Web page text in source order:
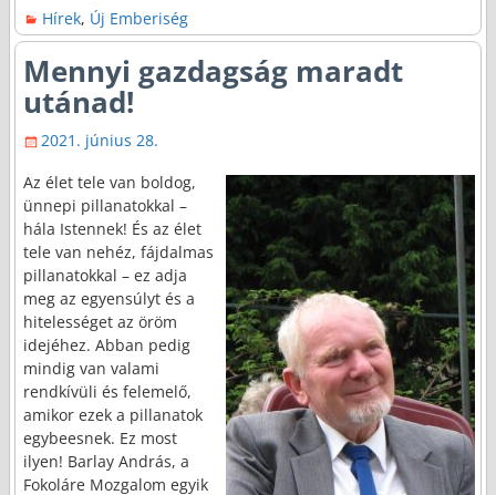
Hírek, Új Emberiség
Mennyi gazdagság maradt
utánad!
2021. június 28.
Az élet tele van boldog,
ünnepi pillanatokkal –
hála Istennek! És az élet
tele van nehéz, fájdalmas
pillanatokkal – ez adja
meg az egyensúlyt és a
hitelességet az öröm
idejéhez. Abban pedig
mindig van valami
rendkívüli és felemelő,
amikor ezek a pillanatok
egybeesnek. Ez most
ilyen! Barlay András, a
Fokoláre Mozgalom egyik